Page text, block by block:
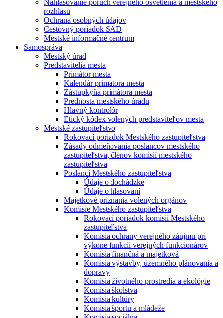
Nahlasovanie porúch verejného osvetlenia a mestského
rozhlasu
Ochrana osobných údajov
Cestovný poriadok SAD
Mestské informačné centrum
Samospráva
Mestský úrad
Predstavitelia mesta
Primátor mesta
Kalendár primátora mesta
Zástupkyňa primátora mesta
Prednosta mestského úradu
Hlavný kontrolór
Etický kódex volených predstaviteľov mesta
Mestské zastupiteľstvo
Rokovací poriadok Mestského zastupiteľstva
Zásady odmeňovania poslancov mestského
zastupiteľstva, členov komisií mestského
zastupiteľstva
Poslanci Mestského zastupiteľstva
Údaje o dochádzke
Údaje o hlasovaní
Majetkové priznania volených orgánov
Komisie Mestského zastupiteľstva
Rokovací poriadok komisií Mestského
zastupiteľstva
Komisia ochrany verejného záujmu pri
výkone funkcií verejných funkcionárov
Komisia finančná a majetková
Komisia výstavby, územného plánovania a
dopravy
Komisia životného prostredia a ekológie
Komisia školstva
Komisia kultúry
Komisia športu a mládeže